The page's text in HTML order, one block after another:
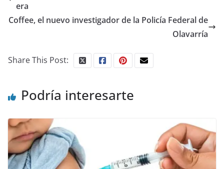
era
Coffee, el nuevo investigador de la Policía Federal de
Olavarría
Share This Post:
Podría interesarte